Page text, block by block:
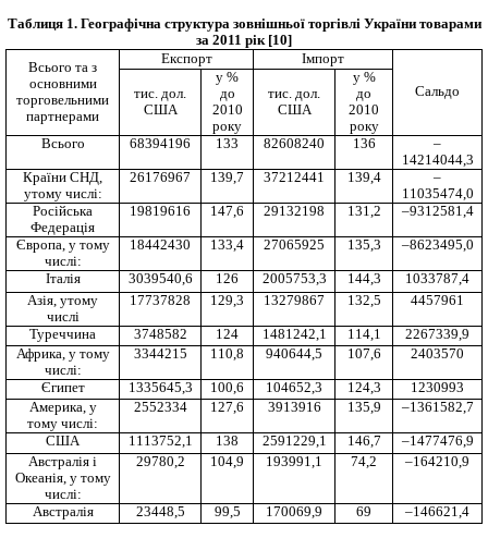
Таблиця 1. Географічна структура зовнішньої торгівлі України товарами
за 2011 рік [10]
Всього та з
основними
торговельними
партнерами
Експорт
Імпорт
Сальдо
тис. дол.
США
у %
до
2010
року
тис. дол.
США
у %
до
2010
року
Всього
68394196 133 82608240 136
–
14214044,3
Країни СНД,
утому числі:
26176967 139,7 37212441 139,4
–
11035474,0
Російська
Федерація
19819616 147,6 29132198 131,2 –9312581,4
Європа, у тому
числі:
18442430 133,4 27065925 135,3 –8623495,0
Італія 3039540,6 126 2005753,3 144,3
1033787,4
Азія, утому
числі
17737828 129,3 13279867 132,5 4457961
Туреччина 3748582 124 1481242,1 114,1
2267339,9
Африка, у тому
числі:
3344215 110,8 940644,5 107,6 2403570
Єгипет 1335645,3 100,6 104652,3 124,3
1230993
Америка, у
тому числі:
2552334 127,6 3913916 135,9 –1361582,7
США 1113752,1 138 2591229,1 146,7
–1477476,9
Австралія і
Океанія, у тому
числі:
29780,2 104,9 193991,1 74,2 –164210,9
Австралія 23448,5 99,5 170069,9 69 –146621,4